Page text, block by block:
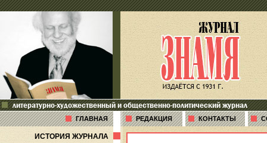
литературно-художественный и общественно-политический журнал
ГЛАВНАЯ РЕДАКЦИЯ КОНТАКТЫ
ИСТОРИЯ ЖУРНАЛА